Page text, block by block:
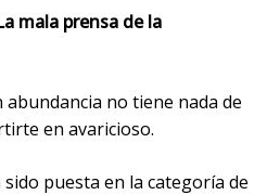
mala prensa de la
no tiene nada de
en avaricioso.
sido puesta en la categoría de